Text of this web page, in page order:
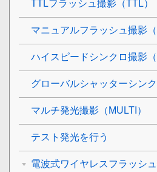
TTLフラッシュ撮影（TTL）
マニュアルフラッシュ撮影（
ハイスピードシンクロ撮影（
グローバルシャッターシン
マルチ発光撮影（MULTI）
テスト発光を行う
電波式ワイヤレスフラッシ